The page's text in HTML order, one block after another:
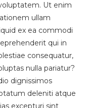
Ut enim
ullam
ex ea commodi
qui in
consequatur,
nulla pariatur?
dignissimos
deleniti atque
excepturi sint